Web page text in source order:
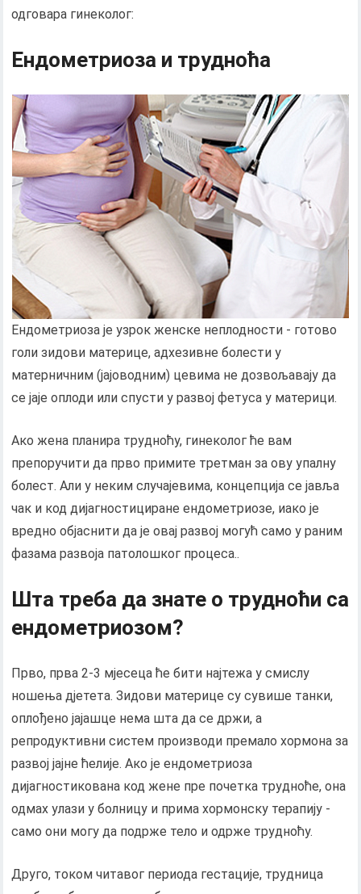
одговара гинеколог:
Ендометриоза и трудноћа
Ендометриоза је узрок женске неплодности - готово
голи зидови материце, адхезивне болести у
матерничним (јајоводним) цевима не дозвољавају да
се јаје оплоди или спусти у развој фетуса у материци.
Ако жена планира трудноћу, гинеколог ће вам
препоручити да прво примите третман за ову упалну
болест. Али у неким случајевима, концепција се јавља
чак и код дијагностициране ендометриозе, иако је
вредно објаснити да је овај развој могућ само у раним
фазама развоја патолошког процеса..
Шта треба да знате о трудноћи са
ендометриозом?
Прво, прва 2-3 мјесеца ће бити најтежа у смислу
ношења дјетета. Зидови материце су сувише танки,
оплођено јајашце нема шта да се држи, а
репродуктивни систем производи премало хормона за
развој јајне ћелије. Ако је ендометриоза
дијагностикована код жене пре почетка трудноће, она
одмах улази у болницу и прима хормонску терапију -
само они могу да подрже тело и одрже трудноћу.
Друго, током читавог периода гестације, трудница